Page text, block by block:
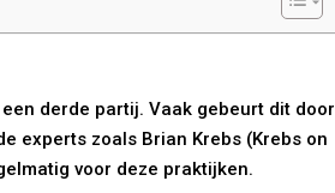
derde partij. Vaak gebeurt dit door
experts zoals Brian Krebs (Krebs on
voor deze praktijken.